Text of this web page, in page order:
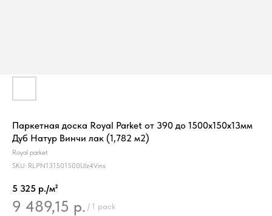
Паркетная доска Royal Parket от 390 до 1500х150х13мм
Дуб Натур Винчи лак (1,782 м2)
Royal parket
SKU: RLPN131501500Ulz4Vins
5 325 р./м²
9 489,15 р. / 1 pack